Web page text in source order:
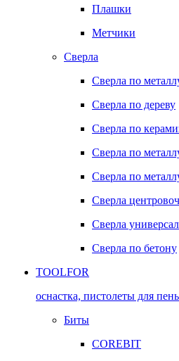
Плашки
Метчики
Сверла
Сверла по
Сверла по дереву
Сверла по
Сверла по
Сверла по
Сверла
Сверла
Сверла по бетону
TOOLFOR
оснастка, пистолеты для
Биты
COREBIT